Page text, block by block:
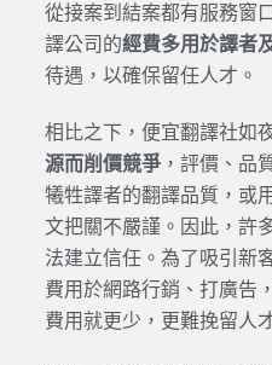
從接案到結案都有服務窗
譯公司的經費多用於譯者
待遇，以確保留任人才。
相比之下，便宜翻譯社如
源而削價競爭，評價、品
犧牲譯者的翻譯品質，或
文把關不嚴謹。因此，許
法建立信任。為了吸引新
費用於網路行銷、打廣告
費用就更少，更難挽留人